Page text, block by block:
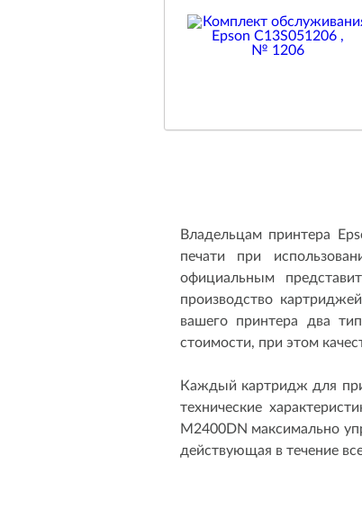
Владельцам принтера
печати при
официальным
производство
вашего принтера два
стоимости, при этом
Каждый картридж для
технические
M2400DN максимально
действующая в течение